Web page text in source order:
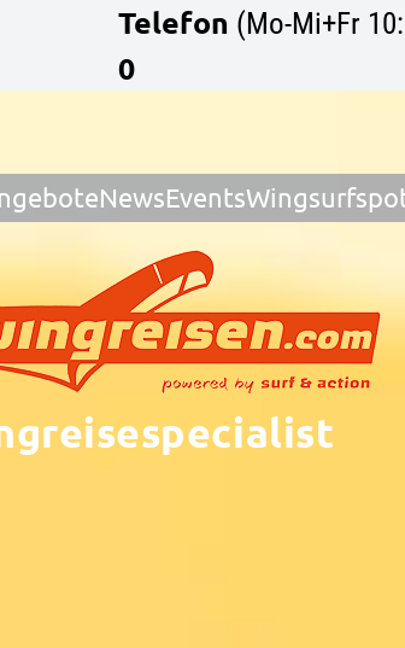
Telefon (Mo-Mi+Fr
0
NewsEvents